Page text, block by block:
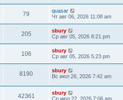
79
quasar
Чт авг 06, 2026 11:08 am
205
sbury
Ср авг 05, 2026 8:21 pm
106
sbury
Ср авг 05, 2026 5:23 pm
8190
sbury
Вс июл 26, 2026 7:42 am
42361
sbury
Ср июл 22, 2026 7:06 am